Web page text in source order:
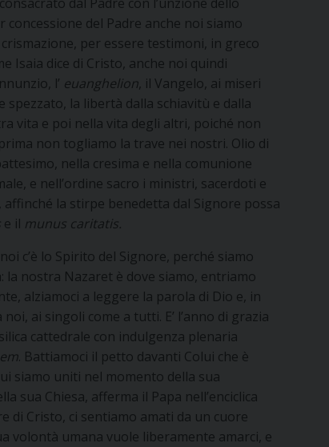
del Padre anche noi siamo
per essere testimoni, in greco
Isaia dice di Cristo, anche noi quindi
l’ euanghelion, il Vangelo, ai miseri
spezzato, la libertà dalla schiavitù e dalla
vita e poi nella vita degli altri, poiché non
non togliamo la trave nei nostri. Olio di
nella cresima e nella comunione
e nell’ordine sacro i ministri, sacerdoti e
la stirpe benedetta dal Signore possa
e il munus caritatis.
c’è lo Spirito del Signore, perché siamo
nostra Nazaret è dove siamo, entriamo
alziamoci a leggere la parola di Dio e, in
ai singoli come a tutti. E’ l’anno di grazia
cattedrale con indulgenza plenaria
. Battiamoci il petto davanti Colui che è
siamo uniti nel momento della sua
sua Chiesa, afferma il Papa nell’enciclica
di Cristo, ci sentiamo amati da un cuore
volontà umana vuole liberamente amarci, e